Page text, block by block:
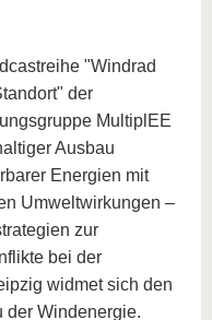
"Windrad
der
MultiplEE
Ausbau
Energien mit
Umweltwirkungen –
zur
bei der
widmet sich den
der Windenergie.